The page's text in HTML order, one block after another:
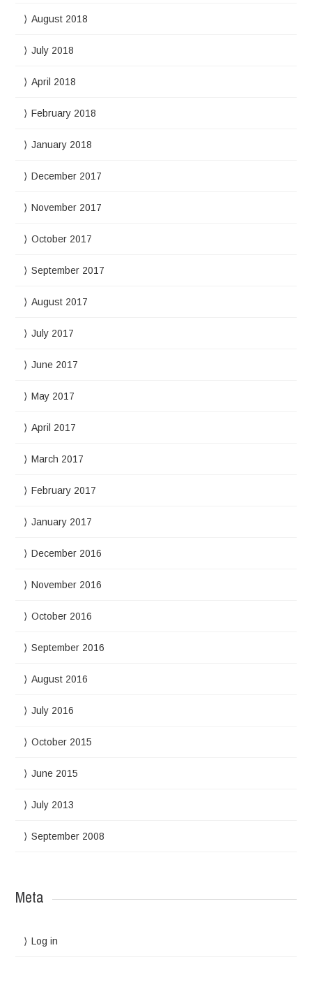
August 2018
July 2018
April 2018
February 2018
January 2018
December 2017
November 2017
October 2017
September 2017
August 2017
July 2017
June 2017
May 2017
April 2017
March 2017
February 2017
January 2017
December 2016
November 2016
October 2016
September 2016
August 2016
July 2016
October 2015
June 2015
July 2013
September 2008
Meta
Log in